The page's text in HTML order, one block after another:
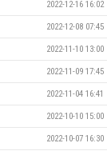
2022-12-16 16:02
2022-12-08 07:45
2022-11-10 13:00
2022-11-09 17:45
2022-11-04 16:41
2022-10-10 15:00
2022-10-07 16:30